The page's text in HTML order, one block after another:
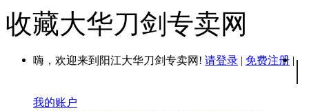
收藏大华刀剑专卖网
嗨，欢迎来到阳江大华刀剑专卖网! 请登录 | 免费注册 | |
我的账户